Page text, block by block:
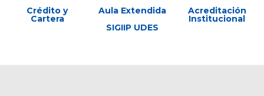
Crédito y
Cartera
Aula Extendida
SIGIIP UDES
Acreditación
Institucional